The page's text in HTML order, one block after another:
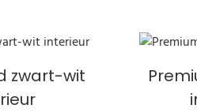
zwart-wit